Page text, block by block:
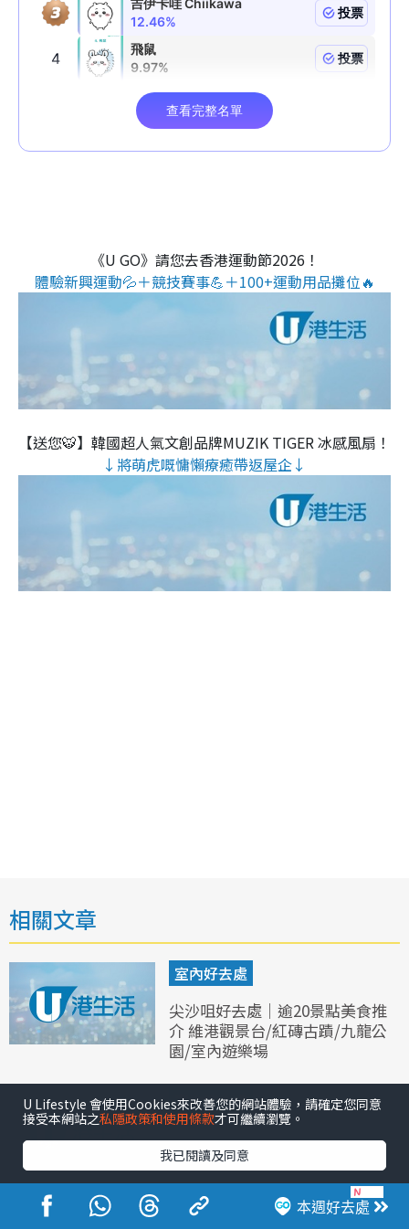
《U GO》請您去香港運動節2026！
體驗新興運動💦＋競技賽事💪＋100+運動用品攤位🔥
【送您🐯】韓國超人氣文創品牌MUZIK TIGER 冰感風扇！
↓將萌虎嘅慵懶療癒帶返屋企↓
相關文章
室內好去處
尖沙咀好去處｜逾20景點美食推
介 維港觀景台/紅磚古蹟/九龍公
園/室內遊樂場
室內好去處
10大香港海景好去處推介！半島
直升機連下午茶/海景餐廳/海上
酒吧
本週好去處
U Lifestyle 會使用Cookies來改善您的網站體驗，請確定您同意
接受本網站之私隱政策和使用條款才可繼續瀏覽。
我已閱讀及同意